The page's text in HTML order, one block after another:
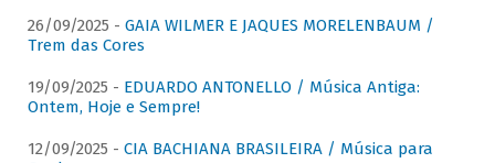
26/09/2025 - GAIA WILMER E JAQUES MORELENBAUM /
Trem das Cores
19/09/2025 - EDUARDO ANTONELLO / Música Antiga:
Ontem, Hoje e Sempre!
12/09/2025 - CIA BACHIANA BRASILEIRA / Música para